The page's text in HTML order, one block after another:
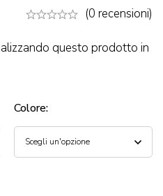
(0 recensioni)
questo prodotto in
Colore: